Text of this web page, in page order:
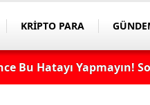
KRİPTO PARA
Bu Hatayı Yapmayın!